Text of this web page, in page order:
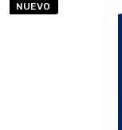
NUEVO